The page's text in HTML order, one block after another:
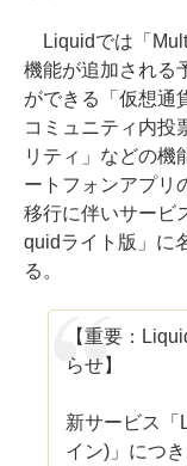
Liquidでは「
機能が追加される
ができる「仮想通
コミュニティ内投
リティ」などの機
ートフォンアプリ
移行に伴いサービ
quidライト版」に
る。
【重要：
らせ】
新サービス「
イン)」につ